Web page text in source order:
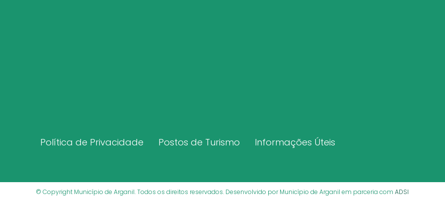
Política de Privacidade Postos de Turismo Informações Úteis
© Copyright Município de Arganil. Todos os direitos reservados. Desenvolvido por Município de Arganil em parceria com ADSI